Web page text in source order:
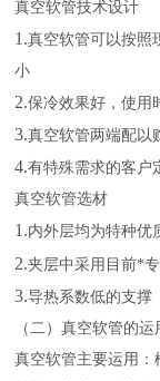
真空软管技术设计
1.真空软管可以按照
小
2.保冷效果好，使用
3.真空软管两端配以
4.有特殊需求的客户
真空软管选材
1.内外层均为特种优
2.夹层中采用目前*
3.导热系数低的支撑
（二）真空软管的运
真空软管主要运用